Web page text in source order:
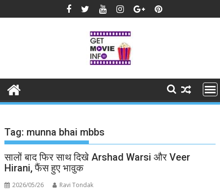
to
Tag: munna bhai mbbs
सालों बाद फिर साथ दिखे Arshad Warsi और Veer
Hirani, फैंस हुए भावुक
2026/05/26 Ravi Tondak